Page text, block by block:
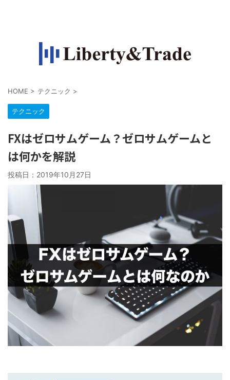
HOME > テクニック >
テクニック
FXはゼロサムゲーム？ゼロサムゲームと
は何かを解説
投稿日： 2019年10月27日